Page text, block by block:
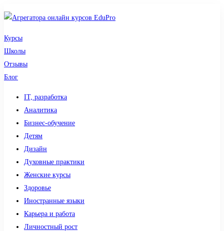
Курсы
Школы
Отзывы
Блог
IT, разработка
Аналитика
Бизнес-обучение
Детям
Дизайн
Духовные практики
Женские курсы
Здоровье
Иностранные языки
Карьера и работа
Личностный рост